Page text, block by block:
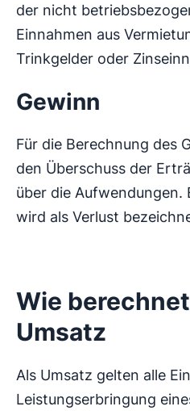
der nicht
Einnahmen aus
Trinkgelder oder
Gewinn
Für die Berechnung des
den Überschuss der
über die Aufwendungen.
wird als Verlust
Wie
Umsatz
Als Umsatz gelten alle
Leistungserbringung